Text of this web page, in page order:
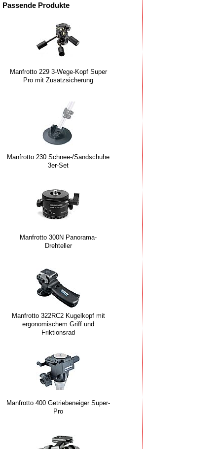
Passende Produkte
Manfrotto 229 3-Wege-Kopf Super
Pro mit Zusatzsicherung
Manfrotto 230 Schnee-/Sandschuhe
3er-Set
Manfrotto 300N Panorama-
Drehteller
Manfrotto 322RC2 Kugelkopf mit
ergonomischem Griff und
Friktionsrad
Manfrotto 400 Getriebeneiger Super-
Pro